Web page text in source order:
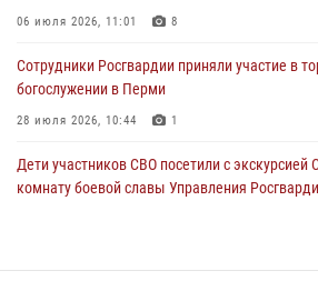
06 июля 2026, 11:01 8
Сотрудники Росгвардии приняли участие в
богослужении в Перми
28 июля 2026, 10:44 1
Дети участников СВО посетили с экскурсией
комнату боевой славы Управления